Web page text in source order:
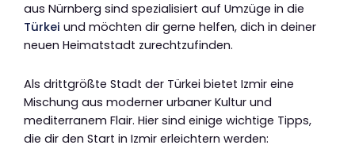
aus Nürnberg sind spezialisiert auf Umzüge in die
Türkei und möchten dir gerne helfen, dich in deiner
neuen Heimatstadt zurechtzufinden.
Als drittgrößte Stadt der Türkei bietet Izmir eine
Mischung aus moderner urbaner Kultur und
mediterranem Flair. Hier sind einige wichtige Tipps,
die dir den Start in Izmir erleichtern werden: